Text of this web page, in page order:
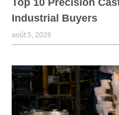
Industrial Buyers
août 5, 2026